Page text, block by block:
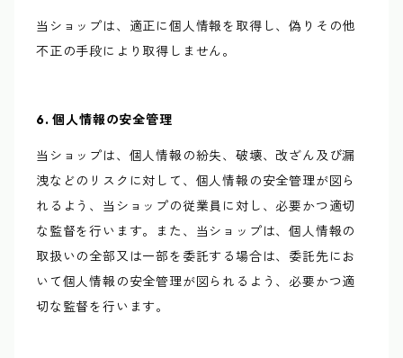
当ショップは、適正に個人情報を取得し、偽りその他
不正の手段により取得しません。
6. 個人情報の安全管理
当ショップは、個人情報の紛失、破壊、改ざん及び漏
洩などのリスクに対して、個人情報の安全管理が図ら
れるよう、当ショップの従業員に対し、必要かつ適切
な監督を行います。また、当ショップは、個人情報の
取扱いの全部又は一部を委託する場合は、委託先にお
いて個人情報の安全管理が図られるよう、必要かつ適
切な監督を行います。